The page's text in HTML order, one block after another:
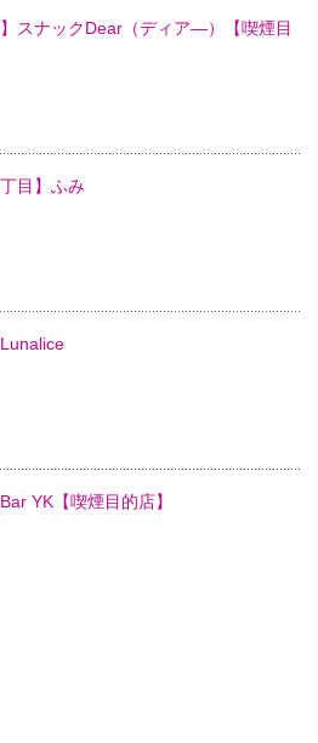
】スナックDear（ディア―）【喫煙目
丁目】ふみ
Lunalice
YK【喫煙目的店】